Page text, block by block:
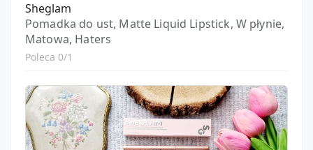
Sheglam
Pomadka do ust, Matte Liquid Lipstick, W płynie,
Matowa, Haters
Poleca 0/1